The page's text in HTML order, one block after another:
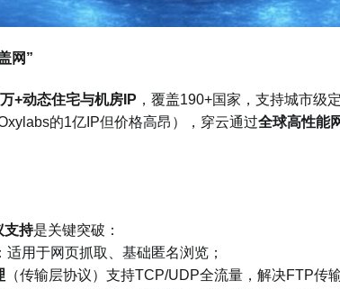
网”​
+动态住宅与机房IP​ ，覆盖190+国家，支持城市级定
的1亿IP但价格高昂），穿云通过​全球高性能
支持​​是关键突破：
​：适用于网页抓取、基础匿名浏览；
（传输层协议）支持TCP/UDP全流量，解决FTP传